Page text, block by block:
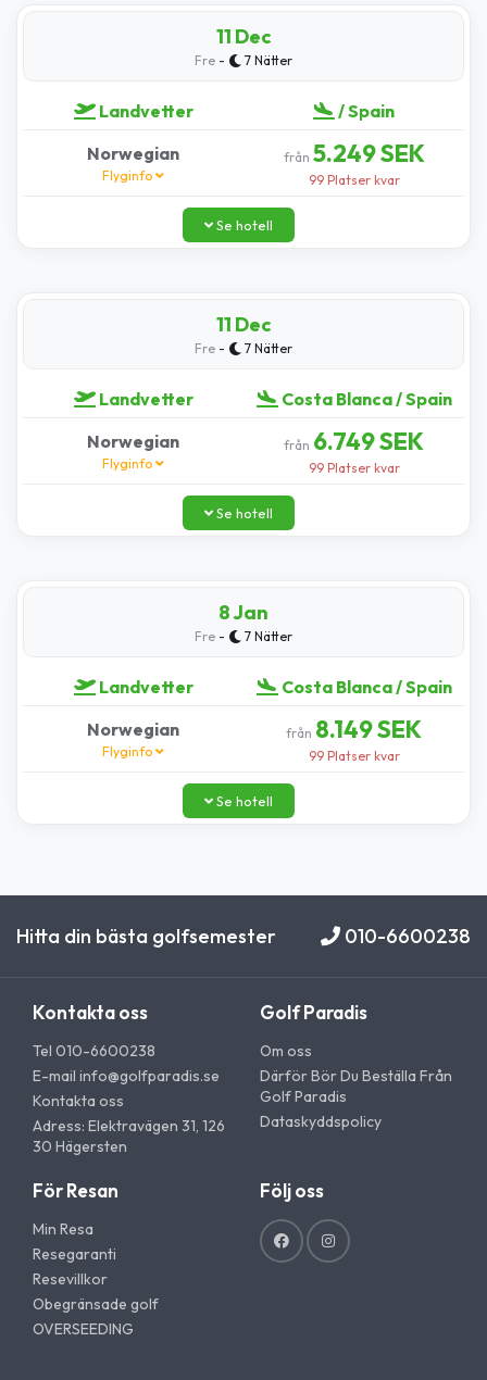
11 Dec
Fre - 7 Nätter
Landvetter
/ Spain
Norwegian
Flyginfo
från 5.249 SEK
99 Platser kvar
Se hotell
11 Dec
Fre - 7 Nätter
Landvetter
Costa Blanca / Spain
Norwegian
Flyginfo
från 6.749 SEK
99 Platser kvar
Se hotell
8 Jan
Fre - 7 Nätter
Landvetter
Costa Blanca / Spain
Norwegian
Flyginfo
från 8.149 SEK
99 Platser kvar
Se hotell
Hitta din bästa golfsemester 010-6600238
Kontakta oss
Tel 010-6600238
E-mail info@golfparadis.se
Kontakta oss
Adress: Elektravägen 31, 126
30 Hägersten
Golf Paradis
Om oss
Därför Bör Du Beställa Från
Golf Paradis
Dataskyddspolicy
För Resan
Min Resa
Resegaranti
Resevillkor
Obegränsade golf
OVERSEEDING
Följ oss